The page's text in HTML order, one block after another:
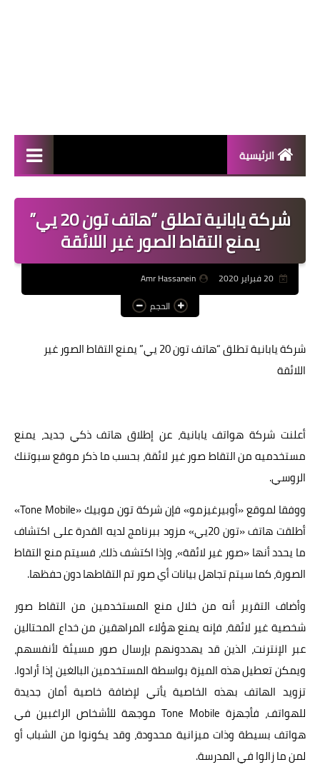
الرئيسية
منوعات
فعاليات
صحة
تكنولوجيا
عالم المرأة
أخبار عربية
أخبار النجوم
شركة يابانية تطلق “هاتف تون 20 يي”
يمنع التقاط الصور غير اللائقة
20 فبراير 2020
Amr Hassanein
الحجم
شركة يابانية تطلق “هاتف تون 20 يي” يمنع التقاط الصور غير
اللائقة
أعلنت شركة هواتف يابانية، عن إطلاق هاتف ذكي جديد، يمنع
مستخدميه من التقاط صور غير لائقة، بحسب ما ذكر موقع سبوتنك
الروسي.
ووفقا لموقع «أوبيرغيزمو» فإن شركة تون موبيك «Tone Mobile»
أطلقت هاتف «تون 20يي» مزود ببرنامج لديه القدرة على اكتشاف
ما يحدد أنها «صور غير لائقة»، وإذا اكتشف ذلك، فسيتم منع التقاط
الصورة، كما سيتم تجاهل بيانات أي صور تم التقاطها دون حفظها.
وأضاف التقرير أنه من خلال منع المستخدمين من التقاط صور
شخصية غير لائقة، فإنه يمنع هؤلاء المراهقين من خداع المحتالين
عبر الإنترنت، الذين قد يهددونهم بإرسال صور مسيئة لأنفسهم،
ويمكن تعطيل هذه الميزة بواسطة المستخدمين البالغين إذا أرادوا.
تزويد الهاتف بهذه الخاصية يأتي لإضافة خاصية أمان جديدة
للهواتف، فأجهزة Tone Mobile موجهة للأشخاص الراغبين في
هواتف بسيطة وذات ميزانية محدودة، وقد يكونوا من الشباب أو
لمن ما زالوا في المدرسة.